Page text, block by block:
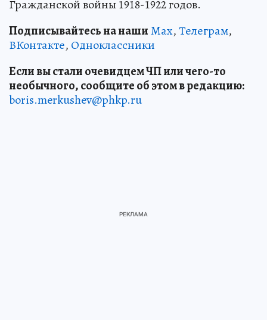
Гражданской войны 1918-1922 годов.
Подписывайтесь на нашиMax,Телеграм,
ВКонтакте, Одноклассники
Если вы стали очевидцем ЧП или чего-то
необычного, сообщите об этом в редакцию:
boris.merkushev@phkp.ru